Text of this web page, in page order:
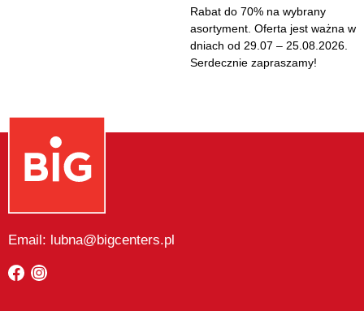
Rabat do 70% na wybrany
asortyment. Oferta jest ważna w
dniach od 29.07 – 25.08.2026.
Serdecznie zapraszamy!
Email: lubna@bigcenters.pl